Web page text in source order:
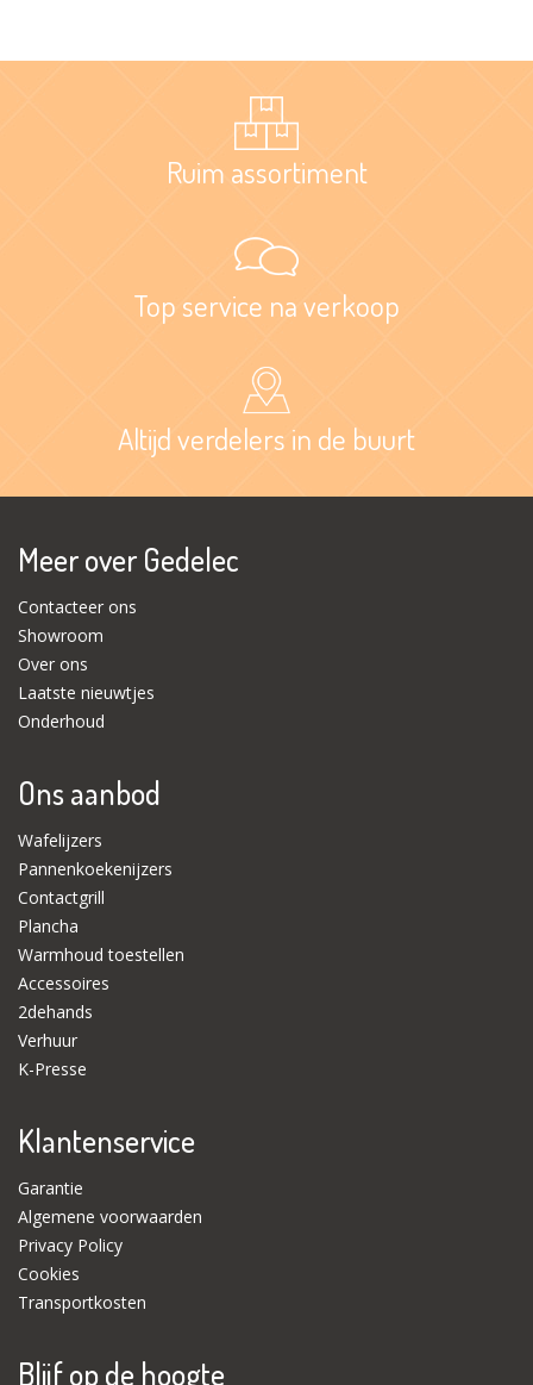
Ruim assortiment
Top service na verkoop
Altijd verdelers in de buurt
Meer over Gedelec
Contacteer ons
Showroom
Over ons
Laatste nieuwtjes
Onderhoud
Ons aanbod
Wafelijzers
Pannenkoekenijzers
Contactgrill
Plancha
Warmhoud toestellen
Accessoires
2dehands
Verhuur
K-Presse
Klantenservice
Garantie
Algemene voorwaarden
Privacy Policy
Cookies
Transportkosten
Blijf op de hoogte